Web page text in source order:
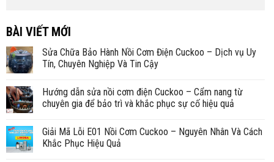
BÀI VIẾT MỚI
Sửa Chữa Bảo Hành Nồi Cơm Điện Cuckoo – Dịch vụ Uy
Tín, Chuyên Nghiệp Và Tin Cậy
Hướng dẫn sửa nồi cơm điện Cuckoo – Cẩm nang từ
chuyên gia để bảo trì và khắc phục sự cố hiệu quả
Giải Mã Lỗi E01 Nồi Cơm Cuckoo – Nguyên Nhân Và Cách
Khắc Phục Hiệu Quả